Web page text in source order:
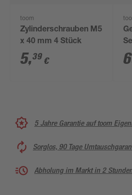
toom
Zylinderschrauben M5
x 40 mm 4 Stück
5,39 €
5 Jahre Garantie auf toom
Sorglos, 90 Tage
Abholung im Markt in 2